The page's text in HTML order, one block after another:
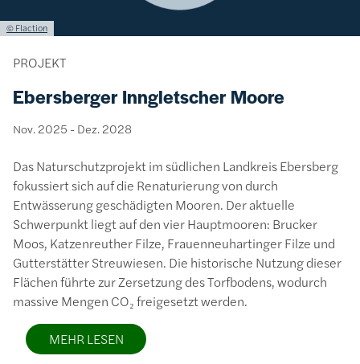
Lizenzinformationen einschließlich Urheberrecht
© Flaction
PROJEKT
Ebersberger Inngletscher Moore
Nov. 2025 - Dez. 2028
Das Naturschutzprojekt im südlichen Landkreis Ebersberg
fokussiert sich auf die Renaturierung von durch
Entwässerung geschädigten Mooren. Der aktuelle
Schwerpunkt liegt auf den vier Hauptmooren: Brucker
Moos, Katzenreuther Filze, Frauenneuhartinger Filze und
Gutterstätter Streuwiesen. Die historische Nutzung dieser
Flächen führte zur Zersetzung des Torfbodens, wodurch
massive Mengen CO₂ freigesetzt werden.
MEHR LESEN